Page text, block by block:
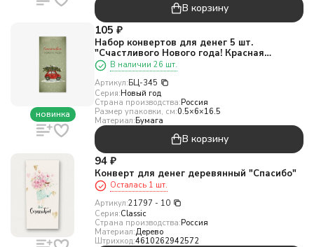
В корзину
новинка
105 ₽
Набор конвертов для денег 5 шт.
"Счастливого Нового года! Красная
машина", 165*8см
В наличии 26 шт.
Артикул:БЦ-345
Серия:Новый год
Страна производства:Россия
Размер упаковки, см:0.5×6×16.5
Материал:Бумага
В корзину
94 ₽
Конверт для денег деревянный "Спасибо"
Осталась 1 шт.
Артикул:21797 - 10
Серия:Classic
Страна производства:Россия
Материал:Дерево
Штрихкод:4610262942572